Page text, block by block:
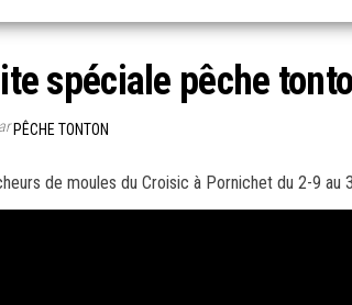
spéciale pêche
PÊCHE TONTON
de moules du Croisic à Pornichet du 2-9